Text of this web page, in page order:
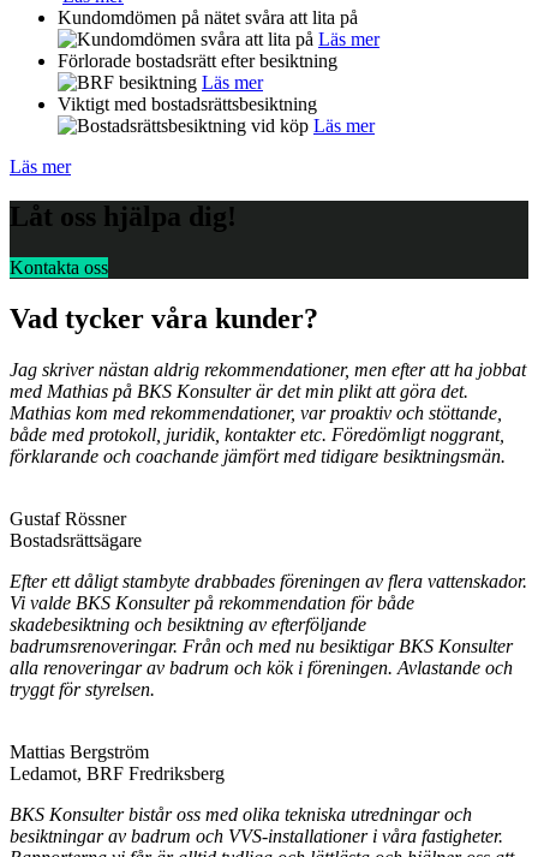
Kundomdömen på nätet svåra att lita på
Läs mer
Förlorade bostadsrätt efter besiktning
Läs mer
Viktigt med bostadsrättsbesiktning
Läs mer
Läs mer
Låt oss hjälpa dig!
Kontakta oss
Vad tycker våra kunder?
Jag skriver nästan aldrig rekommendationer, men efter att ha jobbat
med Mathias på BKS Konsulter är det min plikt att göra det.
Mathias kom med rekommendationer, var proaktiv och stöttande,
både med protokoll, juridik, kontakter etc. Föredömligt noggrant,
förklarande och coachande jämfört med tidigare besiktningsmän.
Gustaf Rössner
Bostadsrättsägare
Efter ett dåligt stambyte drabbades föreningen av flera vattenskador.
Vi valde BKS Konsulter på rekommendation för både
skadebesiktning och besiktning av efterföljande
badrumsrenoveringar. Från och med nu besiktigar BKS Konsulter
alla renoveringar av badrum och kök i föreningen. Avlastande och
tryggt för styrelsen.
Mattias Bergström
Ledamot, BRF Fredriksberg
BKS Konsulter bistår oss med olika tekniska utredningar och
besiktningar av badrum och VVS-installationer i våra fastigheter.